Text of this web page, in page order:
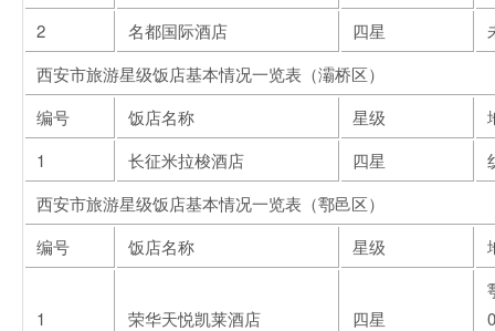
2
名都国际酒店 四星
西安市旅游星级饭店基本情况一览表（灞桥区）
编号
饭店名称 星级
1
长征米拉梭酒店 四星
西安市旅游星级饭店基本情况一览表（鄠邑区）
编号
饭店名称 星级
1 荣华天悦凯莱酒店 四星